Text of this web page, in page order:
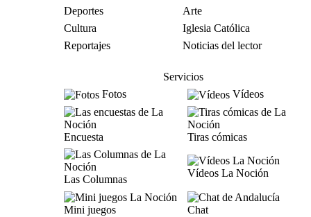
Deportes
Arte
Cultura
Iglesia Católica
Reportajes
Noticias del lector
Servicios
Fotos
Vídeos
Encuesta Tiras cómicas
Las Columnas
Vídeos La Noción
Mini juegos
Chat